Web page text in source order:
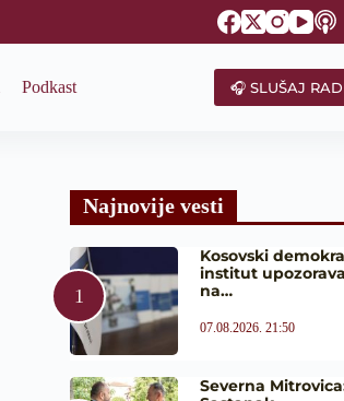
Podkast 🎧 SLUŠAJ
Najnovije vesti
Kosovski
institut upozorava
na…
07.08.2026. 21:50
Severna